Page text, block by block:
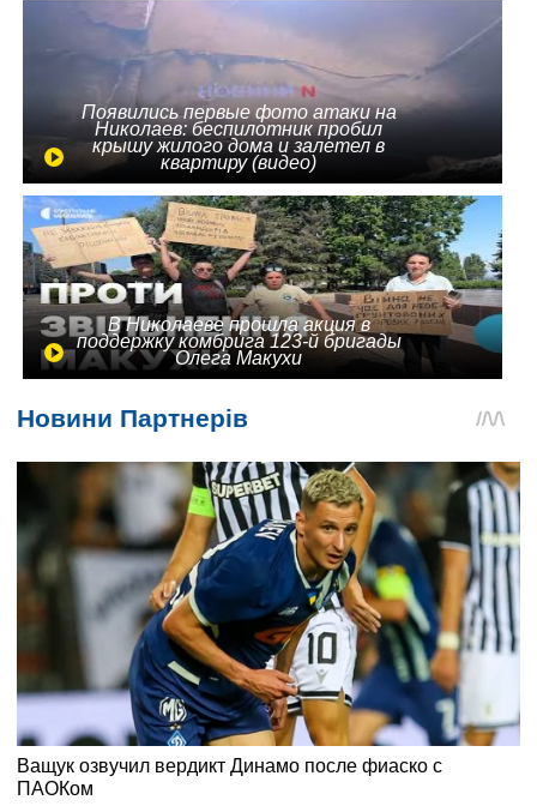
Появились первые фото атаки на
Николаев: беспилотник пробил
крышу жилого дома и залетел в
квартиру (видео)
В Николаеве прошла акция в
поддержку комбрига 123-й бригады
Олега Макухи